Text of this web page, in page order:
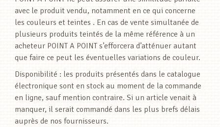
avec le produit vendu, notamment en ce qui concerne
les couleurs et teintes . En cas de vente simultanée de
plusieurs produits teintés de la même référence à un
acheteur POINT A POINT s’efforcera d’atténuer autant
que faire ce peut les éventuelles variations de couleur.
Disponibilité : les produits présentés dans le catalogue
électronique sont en stock au moment de la commande
en ligne, sauf mention contraire. Si un article venait à
manquer, il serait commandé dans les plus brefs délais
auprès de nos fournisseurs.